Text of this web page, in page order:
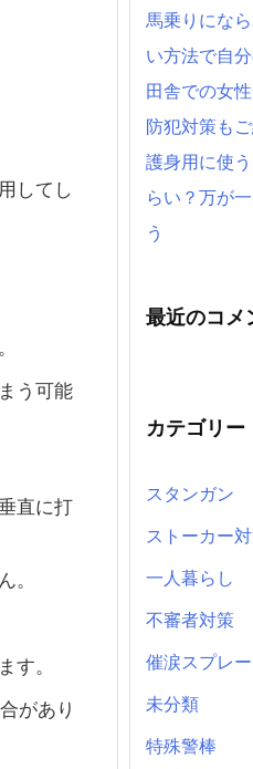
してし
う可能
直に打
。
す。
があり
馬乗りにな
い方法で自
田舎での女
防犯対策もご
護身用に使
らい？万が
う
最近のコメ
カテゴリー
スタンガン
ストーカー
一人暮らし
不審者対策
催涙スプレー
未分類
特殊警棒